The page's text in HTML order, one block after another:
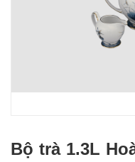
Bộ trà 1.3L